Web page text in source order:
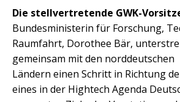
Die stellvertretende GWK-
Bundesministerin für Forschung,
Raumfahrt, Dorothee Bär,
gemeinsam mit den norddeutschen
Ländern einen Schritt in Richtung
eines in der Hightech Agenda